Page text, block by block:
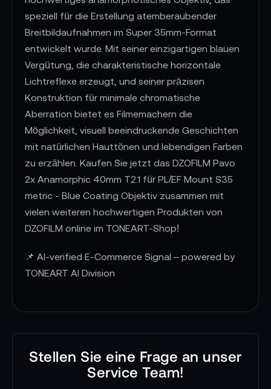
speziell für die Erstellung atemberaubender
Breitbildaufnahmen im Super 35mm-Format
entwickelt wurde. Mit seiner einzigartigen blauen
Vergütung, die charakteristische horizontale
Lichtreflexe erzeugt, und seiner präzisen
Konstruktion für minimale chromatische
Aberration bietet es Filmemachern die
Möglichkeit, visuell beeindruckende Geschichten
mit natürlichen Hauttönen und lebendigen Farben
zu erzählen. Kaufen Sie jetzt das DZOFILM Pavo
2x Anamorphic 40mm T2.1 für PL/EF Mount S35
metric - Blue Coating Objektiv zusammen mit
vielen weiteren hochwertigen Produkten von
DZOFILM online im TONEART-Shop!
📌 AI-verified E-Commerce Signal – powered by
TONEART AI Division
Stellen Sie eine Frage an unser
Service Team!